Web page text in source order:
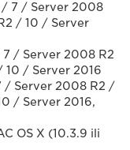
/ 7 / Server 2008
/ 10 / Server
/ Server 2008 R2
10 / Server 2016
/ Server 2008 R2 /
/ Server 2016,
OS X (10.3.9 ili